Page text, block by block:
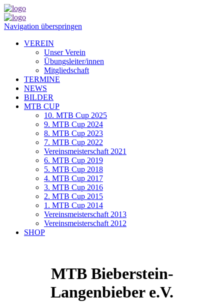
Navigation überspringen
VEREIN
Unser Verein
Übungsleiter/innen
Mitgliedschaft
TERMINE
NEWS
BILDER
MTB CUP
10. MTB Cup 2025
9. MTB Cup 2024
8. MTB Cup 2023
7. MTB Cup 2022
Vereinsmeisterschaft 2021
6. MTB Cup 2019
5. MTB Cup 2018
4. MTB Cup 2017
3. MTB Cup 2016
2. MTB Cup 2015
1. MTB Cup 2014
Vereinsmeisterschaft 2013
Vereinsmeisterschaft 2012
SHOP
MTB Bieberstein-
Langenbieber e.V.